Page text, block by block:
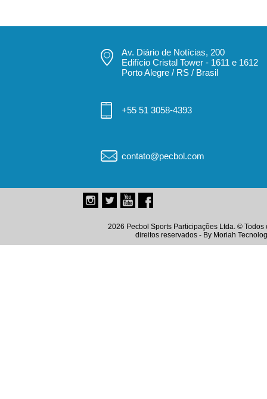
Av. Diário de Notícias, 200
Edifício Cristal Tower - 1611 e 1612
Porto Alegre / RS / Brasil
+55 51 3058-4393
contato@pecbol.com
2026 Pecbol Sports Participações Ltda. © Todos
direitos reservados - By Moriah